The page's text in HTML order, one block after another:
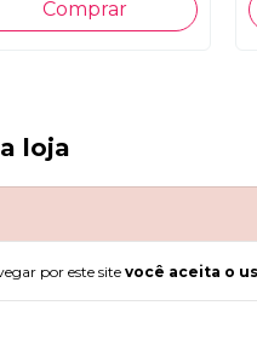
por este site você aceita o
loja
Departamentos